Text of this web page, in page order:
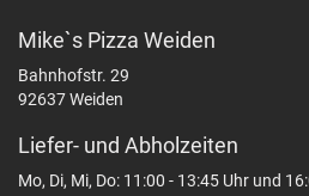
Mike`s Pizza Weiden
Bahnhofstr. 29
92637 Weiden
Liefer- und Abholzeiten
Mo, Di, Mi, Do: 11:00 - 13:45 Uhr und